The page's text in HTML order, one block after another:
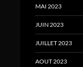
MAI 2023
JUIN 2023
JUILLET 2023
AOUT 2023